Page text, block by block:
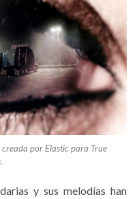
por Elastic para True
y sus melodías han